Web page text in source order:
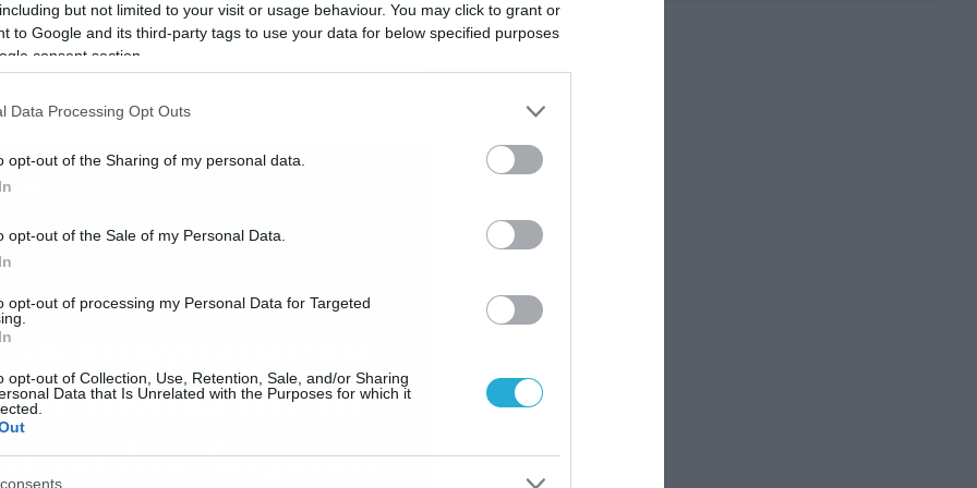
but not limited to your visit or usage behaviour. You may click to grant or
to Google and its third-party tags to use your data for below specified purposes
consent section.
Data Processing Opt Outs
opt-out of the Sharing of my personal data.
opt-out of the Sale of my Personal Data.
opt-out of processing my Personal Data for Targeted
opt-out of Collection, Use, Retention, Sale, and/or Sharing
Data that Is Unrelated with the Purposes for which it
του dokari.gr στην Google
Τσατραφύλλια…